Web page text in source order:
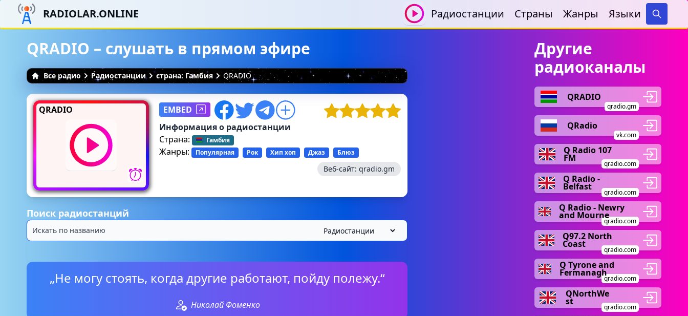
RADIOLAR.ONLINE Радиостанции Страны Жанры Языки
Search
QRADIO – слушать в прямом эфире
Все радио Радиостанции страна: Гамбия QRADIO
QRADIO
EMBED
Информация о радиостанции
Страна:
Гамбия
Жанры: Популярная Рок Хип хоп Джаз Блюз
Веб-сайт: qradio.gm
Поиск радиостанций
„Не могу стоять, когда другие работают, пойду полежу.“
Николай Фоменко
Другие
радиоканалы
QRADIO
qradio.gm
QRadio
vk.com
Q Radio 107
FM
qradio.com
Q Radio -
Belfast
qradio.com
Q Radio - Newry
and Mourne
qradio.com
Q97.2 North
Coast
qradio.com
Q Tyrone and
Fermanagh
qradio.com
QNorthWe
st
qradio.com